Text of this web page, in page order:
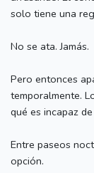
solo tiene una
No se ata. Jamás.
Pero entonces
temporalmente.
qué es incapaz
Entre paseos
opción.